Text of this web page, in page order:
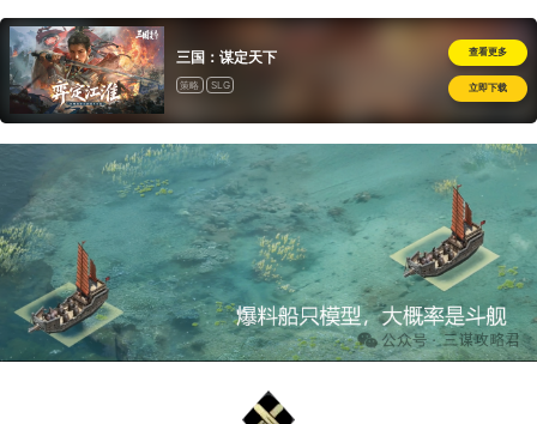
三国：谋定天下
策略 SLG
查看更多
立即下载